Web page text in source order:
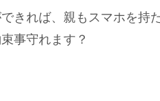
きれば、親もスマホを持
事守れます？